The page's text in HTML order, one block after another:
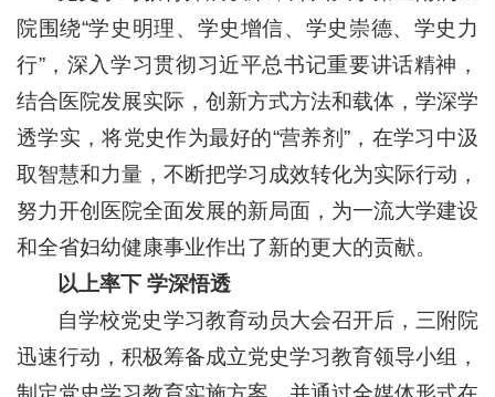
院围绕“学史明理、学史增信、学史崇德、学史力
行”，深入学习贯彻习近平总书记重要讲话精神，
结合医院发展实际，创新方式方法和载体，学深学
透学实，将党史作为最好的“营养剂”，在学习中汲
取智慧和力量，不断把学习成效转化为实际行动，
努力开创医院全面发展的新局面，为一流大学建设
和全省妇幼健康事业作出了新的更大的贡献。
以上率下 学深悟透
自学校党史学习教育动员大会召开后，三附院
迅速行动，积极筹备成立党史学习教育领导小组，